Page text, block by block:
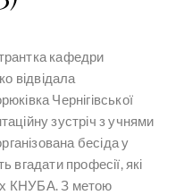
кафедри
відвідала
Чернігівської
зустріч з учнями
бесіда у
вгадати професії, які
КНУБА. З метою